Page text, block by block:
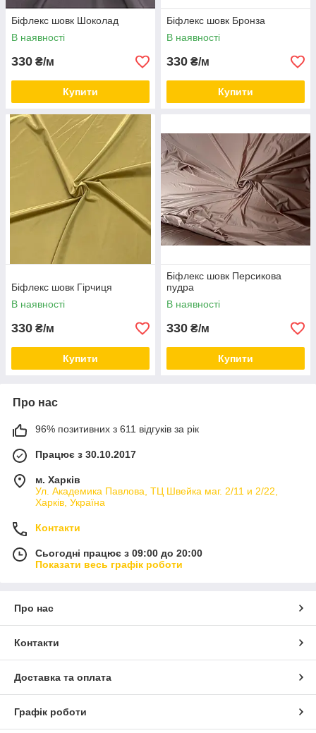
Біфлекс шовк Шоколад
В наявності
330 ₴/м
Купити
Біфлекс шовк Бронза
В наявності
330 ₴/м
Купити
Біфлекс шовк Гірчиця
В наявності
330 ₴/м
Купити
Біфлекс шовк Персикова
пудра
В наявності
330 ₴/м
Купити
Про нас
96% позитивних з 611 відгуків за рік
Працює з 30.10.2017
м. Харків
Ул. Академика Павлова, ТЦ Швейка маг. 2/11 и 2/22,
Харків, Україна
Контакти
Сьогодні працює з 09:00 до 20:00
Показати весь графік роботи
Про нас
Контакти
Доставка та оплата
Графік роботи